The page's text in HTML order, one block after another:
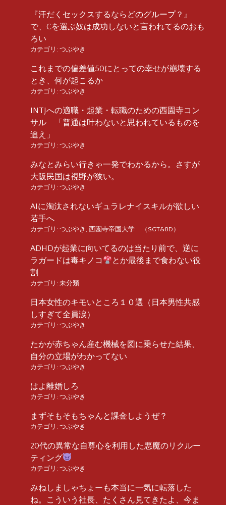
『汗だくセックスするならどのグループ？』
で、Cを選ぶ奴は成功しないと言われてるのおも
ろい
カテゴリ: つぶやき
これまでの偏差値50にとっての幸せが崩壊する
とき、何が起こるか
カテゴリ: つぶやき
INTJへの適職・起業・転職のための西園寺コン
サル 「普通は叶わないと思われているものを
追え」
カテゴリ: つぶやき
みなとみらい行きゃ一発でわかるから。さすが
大阪民国は視野が狭い。
カテゴリ: つぶやき
AIに淘汰されないギュラレナイスキルが欲しい
若手へ
カテゴリ: つぶやき 西園寺帝国大学 （SGT&BD）
ADHDが起業に向いてるのは当たり前で、逆に
ラガードは毒キノコ
とか最後まで食わない役
割
カテゴリ: 未分類
日本女性のキモいところ１０選（日本男性共感
しすぎて全員涙）
カテゴリ: つぶやき
たかが赤ちゃん産む機械を図に乗らせた結果、
自分の立場がわかってない
カテゴリ: つぶやき
はよ離婚しろ
カテゴリ: つぶやき
まずそもそもちゃんと課金しようぜ？
カテゴリ: つぶやき
20代の異常な自尊心を利用した悪魔のリクルー
ティング
カテゴリ: つぶやき
みねしましゃちょーも本当に一気に転落した
ね。こういう社長、たくさん見てきたよ、今ま